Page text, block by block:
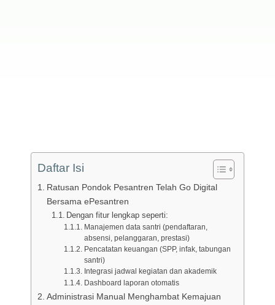
Daftar Isi
Ratusan Pondok Pesantren Telah Go Digital
Bersama ePesantren
Dengan fitur lengkap seperti:
Manajemen data santri (pendaftaran,
absensi, pelanggaran, prestasi)
Pencatatan keuangan (SPP, infak, tabungan
santri)
Integrasi jadwal kegiatan dan akademik
Dashboard laporan otomatis
Administrasi Manual Menghambat Kemajuan